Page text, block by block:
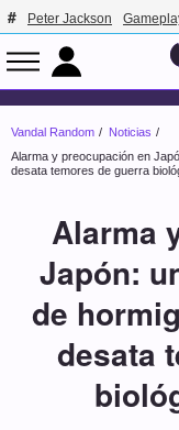
Peter Jackson
Vandal Random
Noticias
Alarma y preocupación en
desata temores de guerra
Alarma
Japón:
de
desata